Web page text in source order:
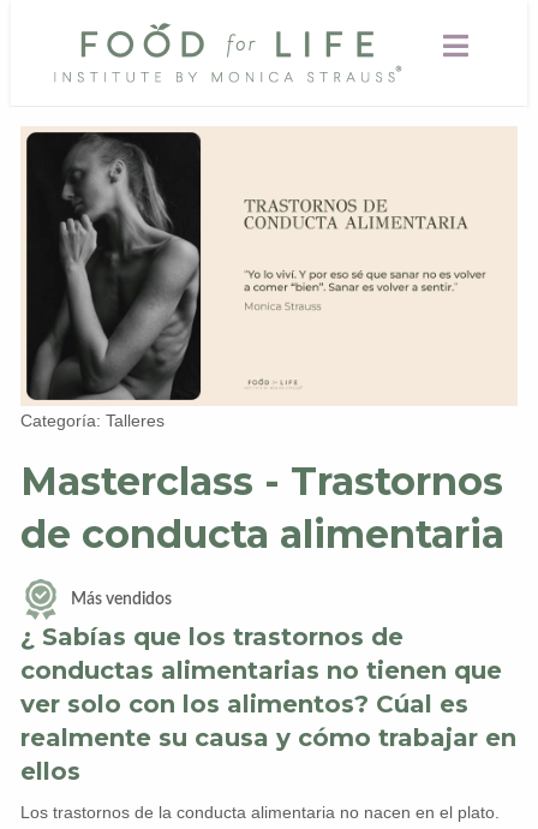
Categoría: Talleres
Masterclass - Trastornos
de conducta alimentaria
Más vendidos
¿ Sabías que los trastornos de
conductas alimentarias no tienen que
ver solo con los alimentos? Cúal es
realmente su causa y cómo trabajar en
ellos
Los trastornos de la conducta alimentaria no nacen en el plato.